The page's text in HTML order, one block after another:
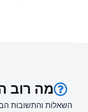
מה רוב
השאלות והתשובות